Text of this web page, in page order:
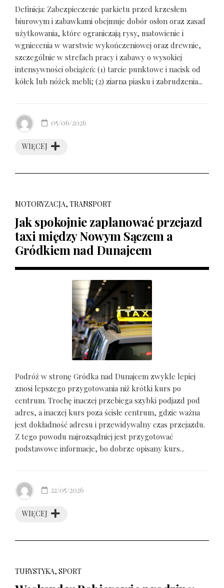
Definicja: Zabezpieczenie parkietu przed krzesłem
biurowym i zabawkami obejmuje dobór osłon oraz zasad
użytkowania, które ograniczają rysy, matowienie i
wgniecenia w warstwie wykończeniowej oraz drewnie,
szczególnie w strefach pracy i zabawy o wysokiej
intensywności obciążeń: (1) tarcie punktowe i nacisk od
kółek lub nóżek mebli; (2) ziarna piasku i zabrudzenia...
WIĘCEJ
05/06/2026
MOTORYZACJA, TRANSPORT
Jak spokojnie zaplanować przejazd
taxi między Nowym Sączem a
Gródkiem nad Dunajcem
Podróż w stronę Gródka nad Dunajcem zwykle lepiej
znosi lepszego przygotowania niż krótki kurs po
centrum. Trochę inaczej przebiega szybki podjazd pod
adres, a inaczej kurs poza ścisłe centrum, gdzie ważna
jest dokładność adresu i przewidywalny czas przejazdu.
Z tego powodu najrozsądniej jest przygotować
podstawowe informacje, bo dobrze opisany kurs...
WIĘCEJ
22/05/2026
TURYSTYKA, SPORT